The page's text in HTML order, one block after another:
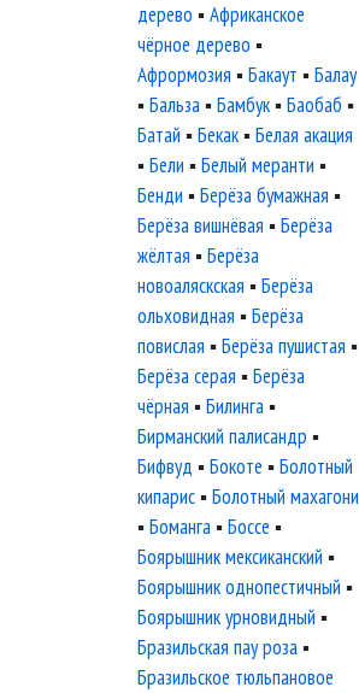
дерево ▪Африканское
чёрное дерево ▪
Афрормозия ▪Бакаут ▪Балау
▪Бальза ▪Бамбук ▪Баобаб ▪
Батай ▪Бекак ▪Белая акация
▪Бели ▪Белый меранти ▪
Бенди ▪Берёза бумажная ▪
Берёза вишнёвая ▪Берёза
жёлтая ▪Берёза
новоаляскская ▪Берёза
ольховидная ▪Берёза
повислая ▪Берёза пушистая ▪
Берёза серая ▪Берёза
чёрная ▪Билинга ▪
Бирманский палисандр ▪
Бифвуд ▪Бокоте ▪Болотный
кипарис ▪Болотный махагони
▪Боманга ▪Боссе ▪
Боярышник мексиканский ▪
Боярышник однопестичный ▪
Боярышник урновидный ▪
Бразильская пау роза ▪
Бразильское тюльпановое